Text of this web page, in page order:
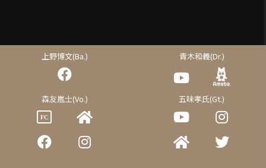
上野博文(Ba.) 青木和義(Dr.)
森友嵐士(Vo.) 五味孝氏(Gt.)